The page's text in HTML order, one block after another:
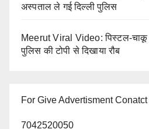
अस्पताल ले गई दिल्ली पुलिस
Meerut Viral Video: पिस्टल-चाकू
पुलिस की टोपी से दिखाया रौब
For Give Advertisment
7042520050